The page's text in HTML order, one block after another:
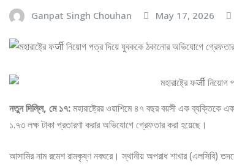
Ganpat Singh Chouhan May 17, 2026
নতুন দিল্লি, মে ১৭:মহারাষ্ট্রের ওয়াশিমে ৪৭ বছর বয়সী এক ব্যক্তিকে
১.৭৩ লক্ষ টাকা প্রতারণা করার অভিযোগে গ্রেফতার করা হয়েছে।
আসামির নাম রমেশ রামকৃষ্ণ নবঘরে। স্থানীয় অপরাধ শাখার (এলসিবি)